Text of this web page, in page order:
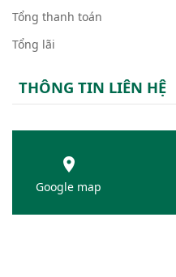
Tổng thanh toán
Tổng lãi
THÔNG TIN LIÊN HỆ
Google map